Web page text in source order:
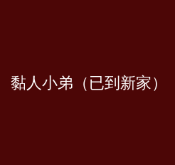
黏人小弟（已到新家）